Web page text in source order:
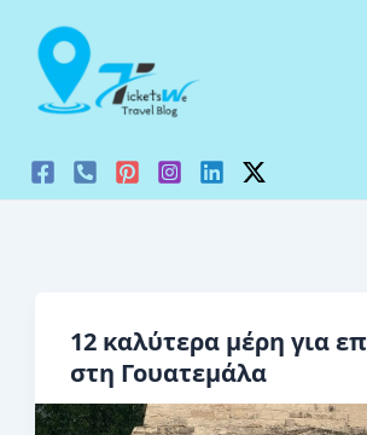
στο
περιεχόμενο
12 καλύτερα μέρη για
στη Γουατεμάλα